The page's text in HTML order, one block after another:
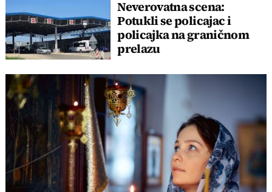
Neverovatna scena:
Potukli se policajac i
policajka na graničnom
prelazu